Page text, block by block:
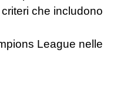
che includono
League nelle